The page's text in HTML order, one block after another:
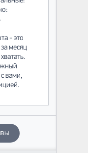
- это
месяц
вами,